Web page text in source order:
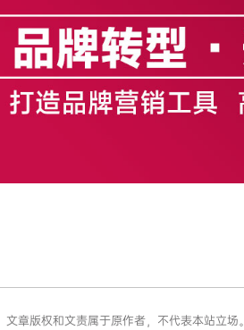
章版权和文责属于原作者，不代表本站立